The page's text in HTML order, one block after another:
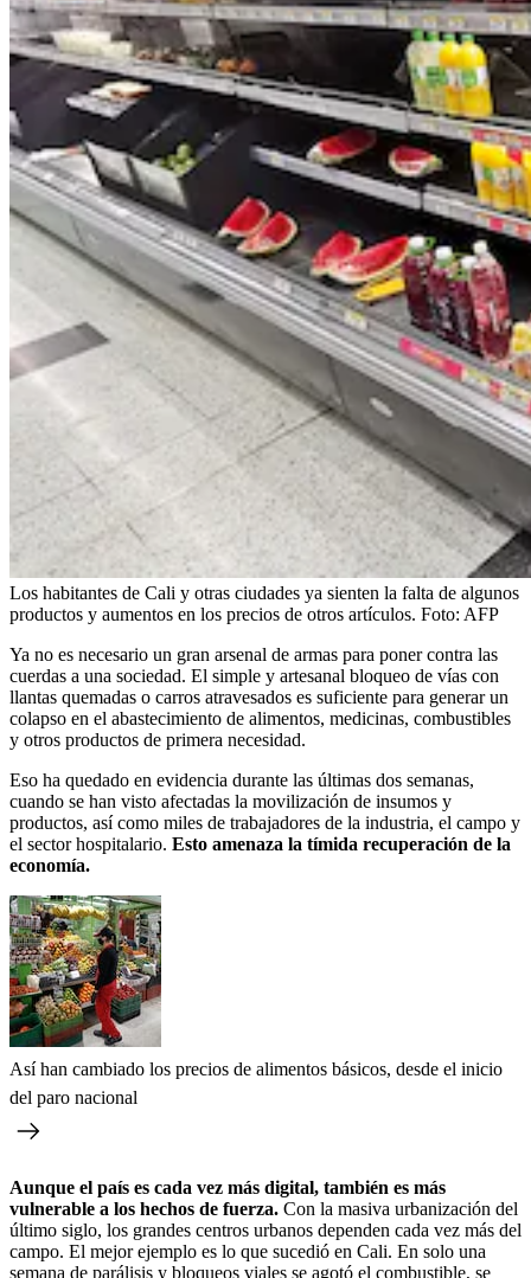
Los habitantes de Cali y otras ciudades ya sienten la falta de algunos
productos y aumentos en los precios de otros artículos. Foto: AFP
Ya no es necesario un gran arsenal de armas para poner contra las
cuerdas a una sociedad. El simple y artesanal bloqueo de vías con
llantas quemadas o carros atravesados es suficiente para generar un
colapso en el abastecimiento de alimentos, medicinas, combustibles
y otros productos de primera necesidad.
Eso ha quedado en evidencia durante las últimas dos semanas,
cuando se han visto afectadas la movilización de insumos y
productos, así como miles de trabajadores de la industria, el campo y
el sector hospitalario. Esto amenaza la tímida recuperación de la
economía.
Así han cambiado los precios de alimentos básicos, desde el inicio
del paro nacional
Aunque el país es cada vez más digital, también es más
vulnerable a los hechos de fuerza. Con la masiva urbanización del
último siglo, los grandes centros urbanos dependen cada vez más del
campo. El mejor ejemplo es lo que sucedió en Cali. En solo una
semana de parálisis y bloqueos viales se agotó el combustible, se